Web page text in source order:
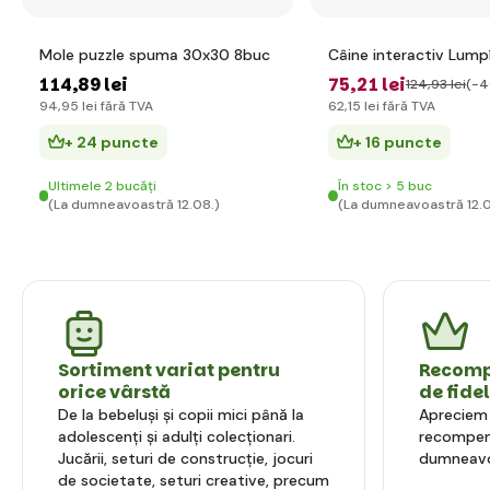
Mole puzzle spuma 30x30 8buc
114,89 lei
94,95 lei fără TVA
+ 24 puncte
Ultimele 2 bucăți
(La dumneavoastră 12.08.)
Câine interactiv
75,21 lei124,93 lei(-
62,15 lei fără TVA
+ 16 puncte
În stoc > 5 buc
(La dumneavoastră
Sortiment variat pentru
orice vârstă
De la bebeluși și copii mici până la
adolescenți și adulți colecționari.
Jucării, seturi de construcție, jocuri
de societate, seturi creative, precum
de